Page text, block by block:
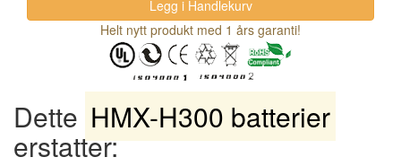
Helt nytt produkt med 1 års garanti!
Dette HMX-H300 batterier
erstatter: